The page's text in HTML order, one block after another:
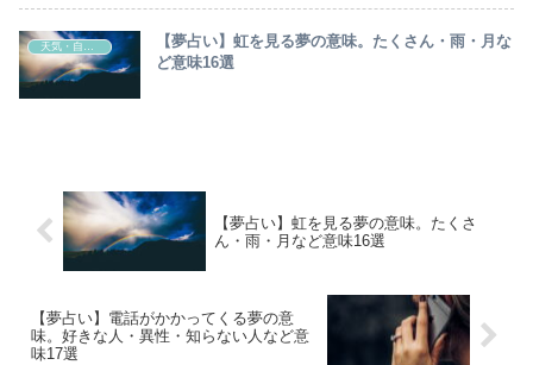
【夢占い】虹を見る夢の意味。たくさん・雨・月な
ど意味16選
【夢占い】虹を見る夢の意味。たくさ
ん・雨・月など意味16選
【夢占い】電話がかかってくる夢の意
味。好きな人・異性・知らない人など意
味17選